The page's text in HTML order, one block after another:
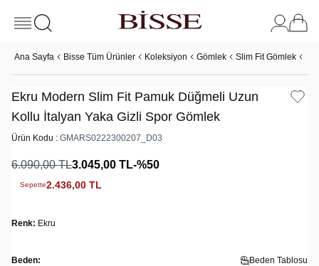
Ana Sayfa Bisse Tüm Ürünler Koleksiyon Gömlek Slim Fit Gömlek
Ekru Modern Slim Fit Pamuk Düğmeli Uzun
Kollu İtalyan Yaka Gizli Spor Gömlek
Ürün Kodu : GMARS0222300207_D03
6.090,00TL3.045,00 TL-%50
Sepette2.436,00 TL
Renk: Ekru
Beden: Beden Tablosu